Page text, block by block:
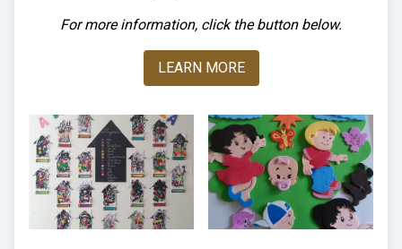
For more information, click the button below.
LEARN MORE